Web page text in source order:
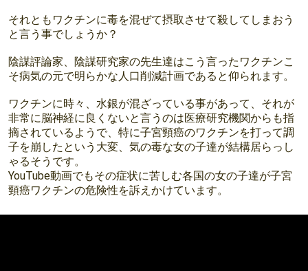
それともワクチンに毒を混ぜて摂取させて殺してしまおう
と言う事でしょうか？
陰謀評論家、陰謀研究家の先生達はこう言ったワクチンこ
そ病気の元で明らかな人口削減計画であると仰られます。
ワクチンに時々、水銀が混ざっている事があって、それが
非常に脳神経に良くないと言うのは医療研究機関からも指
摘されているようで、特に子宮頸癌のワクチンを打って調
子を崩したという大変、気の毒な女の子達が結構居らっし
ゃるそうです。
YouTube動画でもその症状に苦しむ各国の女の子達が子宮
頸癌ワクチンの危険性を訴えかけています。